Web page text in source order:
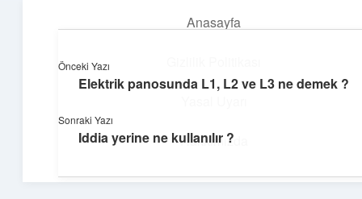
Anasayfa
Hakkımızda
Günlük Notlar
Günlük yaşama tat katan küçük bilgiler.
Önceki Yazı
Elektrik panosunda L1, L2 ve L3 ne demek ?
Sonraki Yazı
Iddia yerine ne kullanılır ?